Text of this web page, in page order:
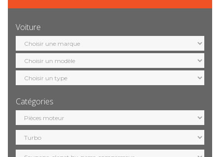
Voiture
Sélection
marque
Sélection
modèle
Sélection
motorisation
Catégories
Sélection
catégorie